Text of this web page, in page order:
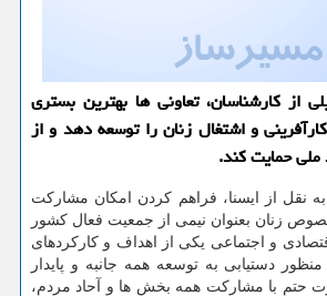
از كارشناسان، تعاونی ها بهترین بستری
و اشتغال زنان را توسعه دهد و از
ملی حمایت كند.
نقل از ایسنا، فراهم كردن امكان مشاركت
زنان بعنوان نیمی از جمعیت فعال كشور
و اجتماعی یكی از اهداف و كاركردهای
دستیابی به توسعه همه جانبه و پایدار
حتم با مشاركت همه بخش ها و آحاد مردم،